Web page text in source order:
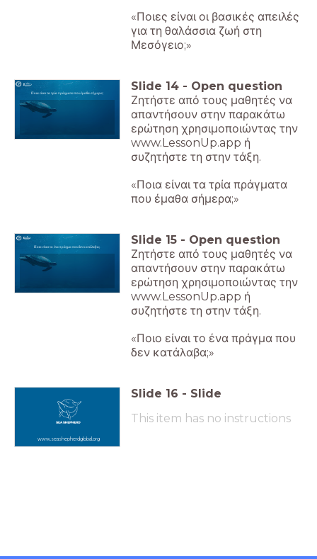
«Ποιες είναι οι βασικές απειλές
για τη θαλάσσια ζωή στη
Μεσόγειο;»
Ποια είναι τα τρία πράγματα που έμαθα σήμερα; Slide 14 - Open question
Ζητήστε από τους μαθητές να
απαντήσουν στην παρακάτω
ερώτηση χρησιμοποιώντας την
www.LessonUp.app ή
συζητήστε τη στην τάξη.
«Ποια είναι τα τρία πράγματα
που έμαθα σήμερα;»
Ποιο είναι το ένα πράγμα που δεν κατάλαβα; Slide 15 - Open question
Ζητήστε από τους μαθητές να
απαντήσουν στην παρακάτω
ερώτηση χρησιμοποιώντας την
www.LessonUp.app ή
συζητήστε τη στην τάξη.
«Ποιο είναι το ένα πράγμα που
δεν κατάλαβα;»
www.seashepherdglobal.org
Slide 16 - Slide
This item has no instructions